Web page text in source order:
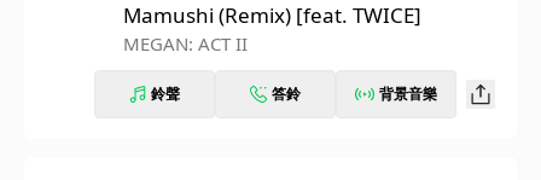
Mamushi (Remix) [feat. TWICE]
MEGAN: ACT II
鈴聲 答鈴 背景音樂